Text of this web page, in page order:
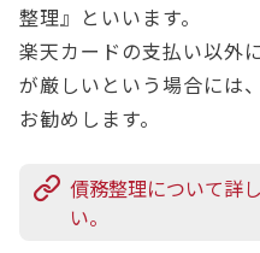
整理』といいます。
楽天カードの支払い以外
が厳しいという場合には
お勧めします。
債務整理について詳
い。